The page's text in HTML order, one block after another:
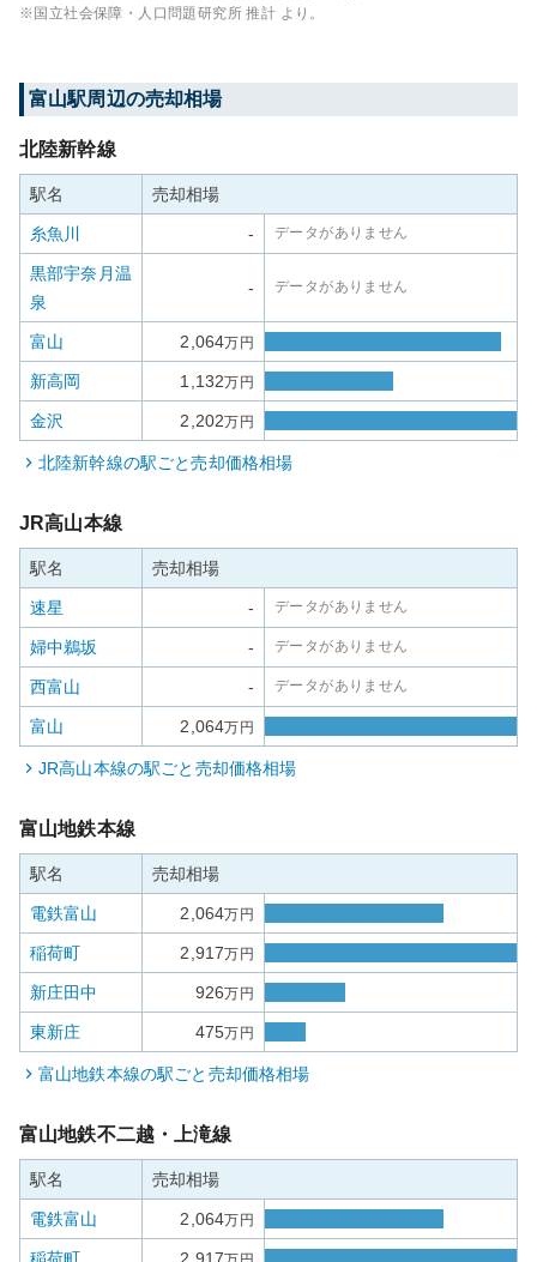
※国立社会保障・人口問題研究所 推計 より。
富山駅周辺の売却相場
北陸新幹線
駅名 売却相場
糸魚川 - データがありません
黒部宇奈月温
泉
- データがありません
富山 2,064万円
新高岡 1,132万円
金沢 2,202万円
北陸新幹線の駅ごと売却価格相場
JR高山本線
駅名 売却相場
速星 - データがありません
婦中鵜坂 - データがありません
西富山 - データがありません
富山 2,064万円
JR高山本線の駅ごと売却価格相場
富山地鉄本線
駅名 売却相場
電鉄富山 2,064万円
稲荷町 2,917万円
新庄田中 926万円
東新庄 475万円
富山地鉄本線の駅ごと売却価格相場
富山地鉄不二越・上滝線
駅名 売却相場
電鉄富山 2,064万円